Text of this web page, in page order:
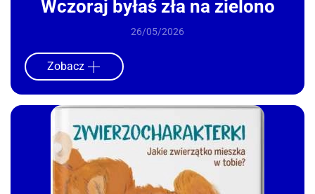
Wczoraj byłaś zła na zielono
26/05/2026
Zobacz